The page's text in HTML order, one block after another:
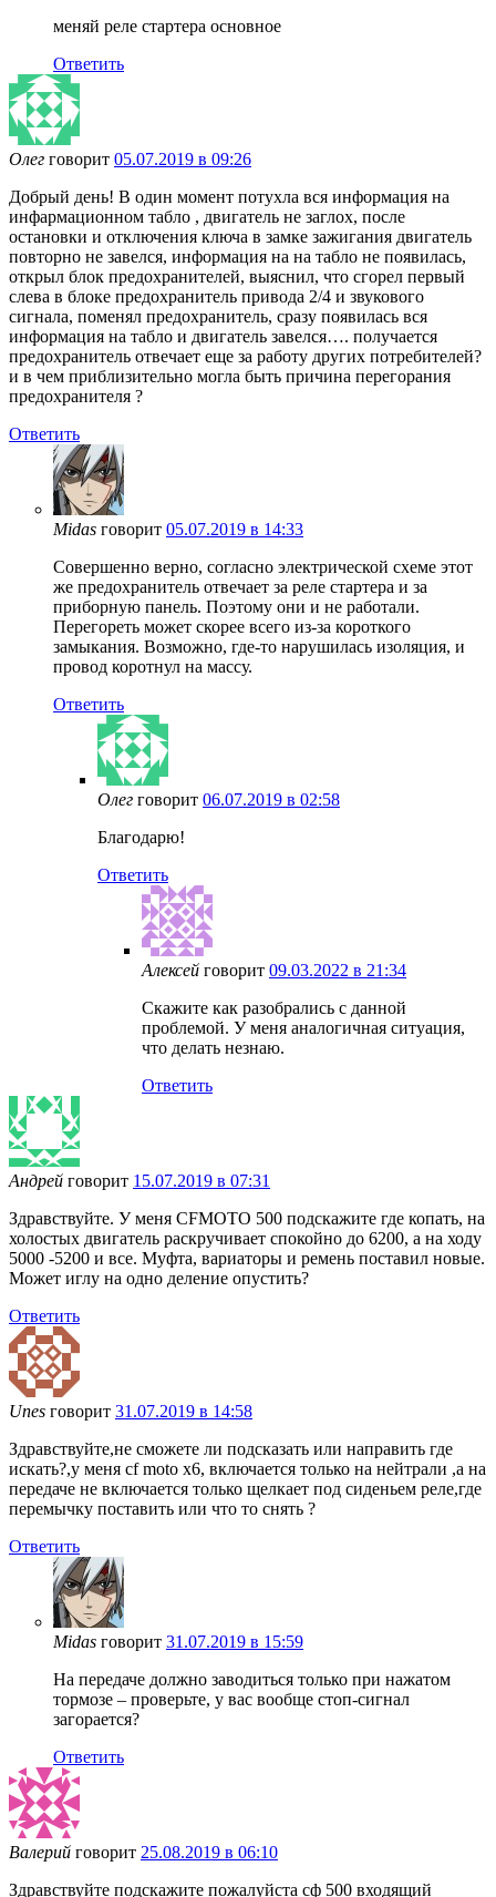
меняй реле стартера основное
Ответить
Олег говорит 05.07.2019 в 09:26
Добрый день! В один момент потухла вся информация на
инфармационном табло , двигатель не заглох, после
остановки и отключения ключа в замке зажигания двигатель
повторно не завелся, информация на на табло не появилась,
открыл блок предохранителей, выяснил, что сгорел первый
слева в блоке предохранитель привода 2/4 и звукового
сигнала, поменял предохранитель, сразу появилась вся
информация на табло и двигатель завелся…. получается
предохранитель отвечает еще за работу других потребителей?
и в чем приблизительно могла быть причина перегорания
предохранителя ?
Ответить
Midas говорит 05.07.2019 в 14:33
Совершенно верно, согласно электрической схеме этот
же предохранитель отвечает за реле стартера и за
приборную панель. Поэтому они и не работали.
Перегореть может скорее всего из-за короткого
замыкания. Возможно, где-то нарушилась изоляция, и
провод коротнул на массу.
Ответить
Олег говорит 06.07.2019 в 02:58
Благодарю!
Ответить
Алексей говорит 09.03.2022 в 21:34
Скажите как разобрались с данной
проблемой. У меня аналогичная ситуация,
что делать незнаю.
Ответить
Андрей говорит 15.07.2019 в 07:31
Здравствуйте. У меня CFMOTO 500 подскажите где копать, на
холостых двигатель раскручивает спокойно до 6200, а на ходу
5000 -5200 и все. Муфта, вариаторы и ремень поставил новые.
Может иглу на одно деление опустить?
Ответить
Unes говорит 31.07.2019 в 14:58
Здравствуйте,не сможете ли подсказать или направить где
искать?,у меня cf moto x6, включается только на нейтрали ,а на
передаче не включается только щелкает под сиденьем реле,где
перемычку поставить или что то снять ?
Ответить
Midas говорит 31.07.2019 в 15:59
На передаче должно заводиться только при нажатом
тормозе – проверьте, у вас вообще стоп-сигнал
загорается?
Ответить
Валерий говорит 25.08.2019 в 06:10
Здравствуйте подскажите пожалуйста сф 500 входящий